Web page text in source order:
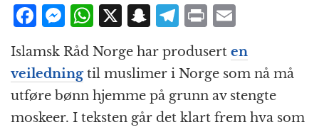
F
c
e
b
M
e
ss
e
n
W
at
s
A
X S
a
p
c
T
el
e
g
r
P
n
t
ai
l
Islamsk Råd Norge har produsert en
veiledningtil muslimer i Norge som nå må
utføre bønn hjemme på grunn av stengte
moskeer. I teksten går det klart frem hva som